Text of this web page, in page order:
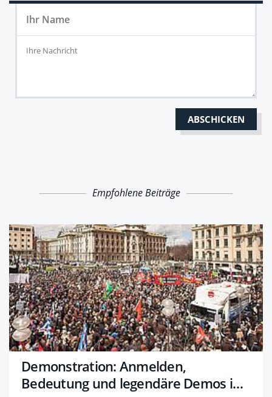
Empfohlene Beiträge
Demonstration: Anmelden,
Bedeutung und legendäre Demos in